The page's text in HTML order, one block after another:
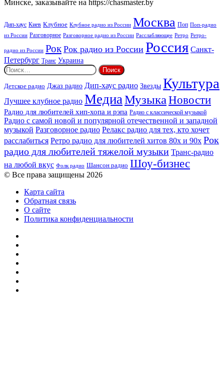
Минске, заказывайте на https://chasmaster.by
Дип-хаус Киев Клубное Клубное радио из России Москва Поп Поп-радио
из России Разговорное Разговорное радио из России Расслабляющее Ретро Ретро-
радио из России Рок Рок радио из России Россия Санкт-
Петербург Транс Украина
Найти:
Детское радио Джаз радио Дип-хаус радио Звезды Культура
Лучшее клубное радио Медиа МузыкаНовости
Радио для любителей хип-хопа и рэпа Радио с классической музыкой
Радио с самой новой и популярной отечественной и западной
музыкой Разговорное радио Релакс радио для тех, кто хочет
расслабиться Ретро радио для любителей хитов 80х и 90х Рок
радио для любителей тяжелой музыки Транс-радио
на любой вкус Фолк радио Шансон радио Шоу-бизнес
© Все права защищены 2026
Карта сайта
Обратная связь
О сайте
Политика конфиденциальности